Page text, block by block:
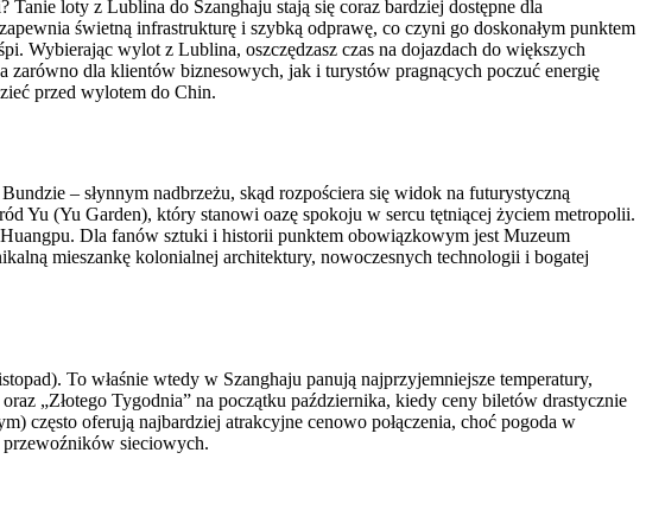
loty z Lublina do Szanghaju stają się coraz bardziej dostępne dla
świetną infrastrukturę i szybką odprawę, co czyni go doskonałym punktem
Wybierając wylot z Lublina, oszczędzasz czas na dojazdach do większych
zarówno dla klientów biznesowych, jak i turystów pragnących poczuć energię
przed wylotem do Chin.
– słynnym nadbrzeżu, skąd rozpościera się widok na futurystyczną
Yu (Yu Garden), który stanowi oazę spokoju w sercu tętniącej życiem metropolii.
Dla fanów sztuki i historii punktem obowiązkowym jest Muzeum
mieszankę kolonialnej architektury, nowoczesnych technologii i bogatej
To właśnie wtedy w Szanghaju panują najprzyjemniejsze temperatury,
„Złotego Tygodnia” na początku października, kiedy ceny biletów drastycznie
często oferują najbardziej atrakcyjne cenowo połączenia, choć pogoda w
przewoźników sieciowych.